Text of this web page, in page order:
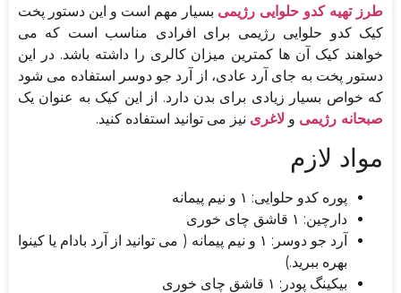
طرز تهیه کدو حلوایی رژیمی بسیار مهم است و این دستور پخت
کیک کدو حلوایی رژیمی برای افرادی مناسب است که می
خواهند کیک آن ها کمترین میزان کالری را داشته باشد. در این
دستور پخت به جای آرد عادی، از آرد جو دوسر استفاده می شود
که خواص بسیار زیادی برای بدن دارد. از این کیک به عنوان یک
صبحانه رژیمی و لاغری نیز می توانید استفاده کنید.
مواد لازم
پوره کدو حلوایی: ۱ و نیم پیمانه
دارچین: ۱ قاشق چای خوری
آرد جو دوسر: ۱ و نیم پیمانه ( می توانید از آرد بادام یا کینوا
بهره ببرید.)
بیکینگ پودر: ۱ قاشق چای خوری